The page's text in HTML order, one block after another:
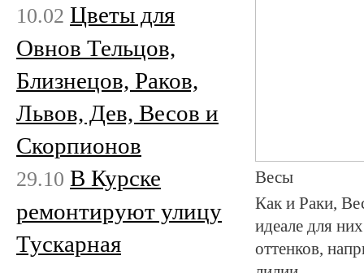
Весы
Как и Раки,
идеале для
оттенков,
10.02 Цветы для
Овнов Тельцов,
Близнецов, Раков,
Львов, Дев, Весов и
Скорпионов
29.10 В Курске
ремонтируют улицу
Тускарная